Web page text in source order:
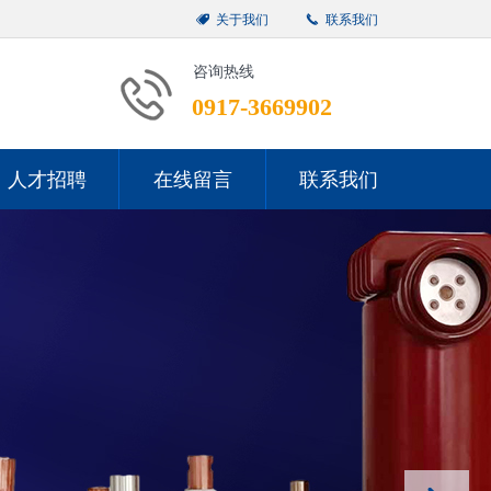
뀄 关于我们 끅 联系我们
咨询热线
0917-3669902
人才招聘 在线留言 联系我们